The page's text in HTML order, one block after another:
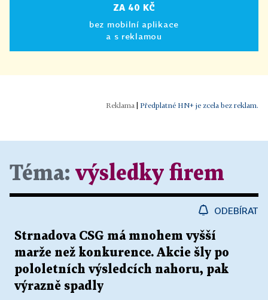
ZA 40 KČ
bez mobilní aplikace
a s reklamou
Předplatné HN+ je zcela bez reklam.
Téma: výsledky firem
ODEBÍRAT
Strnadova CSG má mnohem vyšší
marže než konkurence. Akcie šly po
pololetních výsledcích nahoru, pak
výrazně spadly